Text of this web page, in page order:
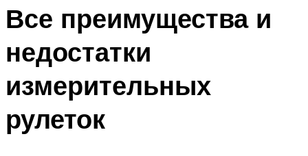
Все преимущества и
недостатки
измерительных
рулеток